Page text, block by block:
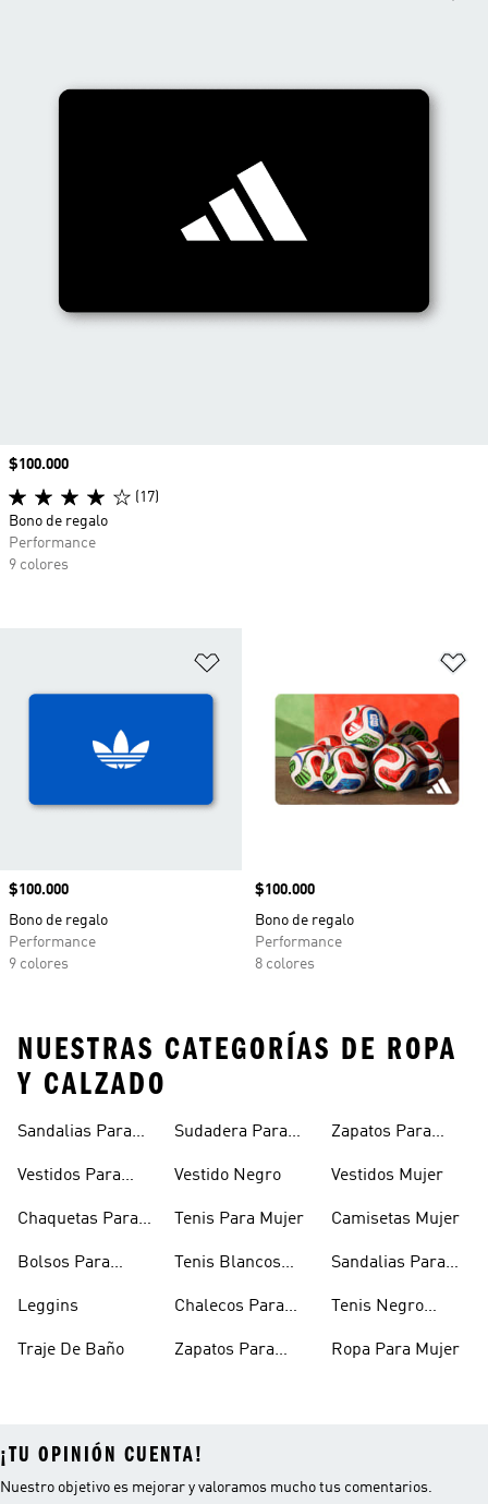
Precio
$100.000
Bono de regalo
Performance
9 colores
Precio
$100.000
Bono de regalo
Performance
8 colores
Precio
$100.000
(17)
Bono de regalo
Performance
9 colores
NUESTRAS CATEGORÍAS DE ROPA
Y CALZADO
Sandalias Para
Vestidos Para
Chaquetas Para
Bolsos Para
Leggins
Traje De Baño
Sudadera Para
Vestido Negro
Tenis Para Mujer
Tenis Blancos
Chalecos Para
Zapatos Para
Zapatos Para
Vestidos Mujer
Camisetas Mujer
Sandalias Para
Tenis Negro
Ropa Para Mujer
¡TU OPINIÓN CUENTA!
Nuestro objetivo es mejorar y valoramos mucho tus comentarios.